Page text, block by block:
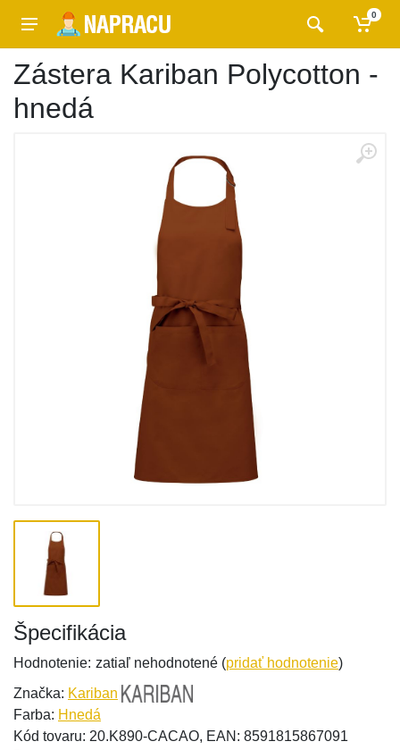
0
Zástera Kariban Polycotton -
hnedá
Špecifikácia
Hodnotenie: zatiaľ nehodnotené (pridať hodnotenie)
Značka: Kariban
Farba: Hnedá
Kód tovaru: 20.K890-CACAO, EAN: 8591815867091